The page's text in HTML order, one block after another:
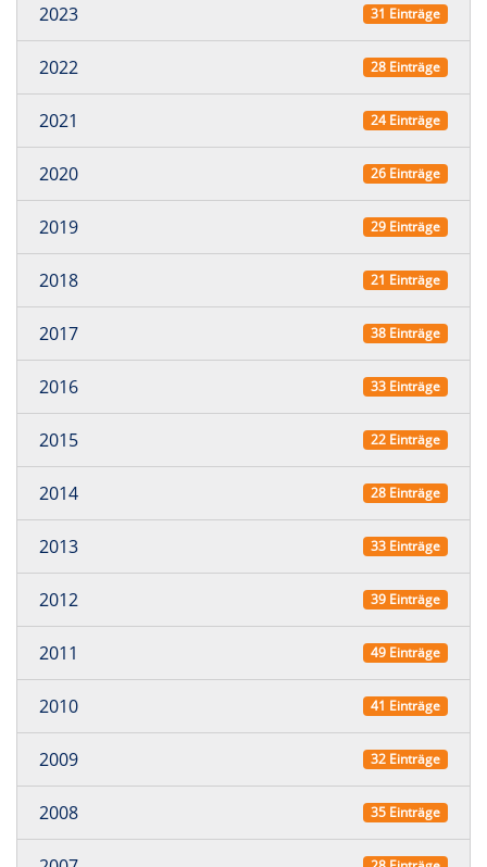
2023 31 Einträge
2022 28 Einträge
2021 24 Einträge
2020 26 Einträge
2019 29 Einträge
2018 21 Einträge
2017 38 Einträge
2016 33 Einträge
2015 22 Einträge
2014 28 Einträge
2013 33 Einträge
2012 39 Einträge
2011 49 Einträge
2010 41 Einträge
2009 32 Einträge
2008 35 Einträge